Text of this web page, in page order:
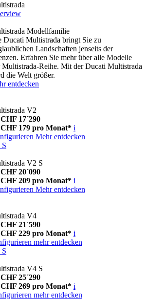
Modellfamilie
Ducati Multistrada bringt Sie zu
Landschaften jenseits der
Erfahren Sie mehr über alle Modelle
Multistrada-Reihe. Mit der Ducati Multistrada
die Welt größer.
entdecken
V2
17´290
179 pro Monat* i
Mehr entdecken
V2 S
20´090
209 pro Monat* i
Mehr entdecken
V4
21´590
229 pro Monat* i
mehr entdecken
V4 S
25´290
269 pro Monat* i
mehr entdecken